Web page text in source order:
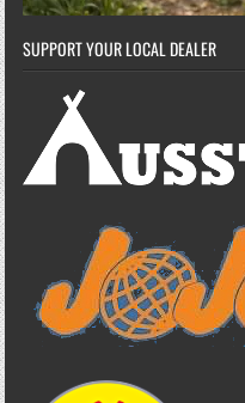
SUPPORT YOUR LOCAL DEALER